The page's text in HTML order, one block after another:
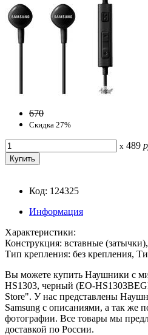
670
Скидка 27%
x 489
Код: 124325
Информация
Характеристики:
Конструкция: вставные
Тип крепления: без крепления,
Вы можете купить Наушники с
HS1303, черный (EO-
Store". У нас представлены
Samsung с описаниями, а так же
фотографии. Все товары мы
доставкой по России.